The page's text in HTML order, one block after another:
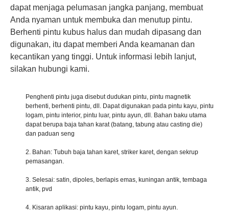
dapat menjaga pelumasan jangka panjang, membuat
Anda nyaman untuk membuka dan menutup pintu.
Berhenti pintu kubus halus dan mudah dipasang dan
digunakan, itu dapat memberi Anda keamanan dan
kecantikan yang tinggi. Untuk informasi lebih lanjut,
silakan hubungi kami.
Penghenti pintu juga disebut dudukan pintu, pintu magnetik
berhenti, berhenti pintu, dll. Dapat digunakan pada pintu kayu, pintu
logam, pintu interior, pintu luar, pintu ayun, dll. Bahan baku utama
dapat berupa baja tahan karat (batang, tabung atau casting die)
dan paduan seng
2. Bahan: Tubuh baja tahan karet, striker karet, dengan sekrup
pemasangan.
3. Selesai: satin, dipoles, berlapis emas, kuningan antik, tembaga
antik, pvd
4. Kisaran aplikasi: pintu kayu, pintu logam, pintu ayun.